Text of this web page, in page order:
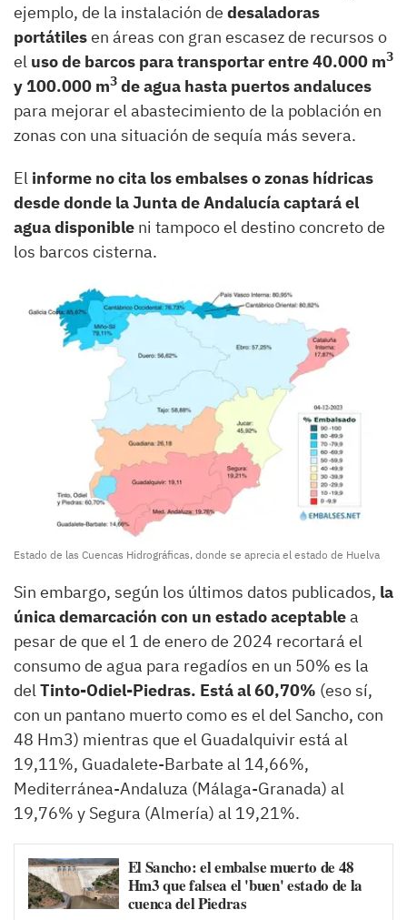
ejemplo, de la instalación de desaladoras
portátilesen áreas con gran escasez de recursos o
el uso de barcos para transportar entre 40.000 m3
y 100.000 m3 de agua hasta puertos andaluces
para mejorar el abastecimiento de la población en
zonas con una situación de sequía más severa.
El informe no cita los embalses o zonas hídricas
desde donde la Junta de Andalucía captará el
agua disponible ni tampoco el destino concreto de
los barcos cisterna.
Estado de las Cuencas Hidrográficas, donde se aprecia el estado de Huelva
Sin embargo, según los últimos datos publicados, la
única demarcación con un estado aceptablea
pesar de que el 1 de enero de 2024 recortará el
consumo de agua para regadíos en un 50% es la
delTinto-Odiel-Piedras. Está al 60,70% (eso sí,
con un pantano muerto como es el del Sancho, con
48 Hm3) mientras que el Guadalquivir está al
19,11%, Guadalete-Barbate al 14,66%,
Mediterránea-Andaluza (Málaga-Granada) al
19,76% y Segura (Almería) al 19,21%.
El Sancho: el embalse muerto de 48
Hm3 que falsea el 'buen' estado de la
cuenca del Piedras